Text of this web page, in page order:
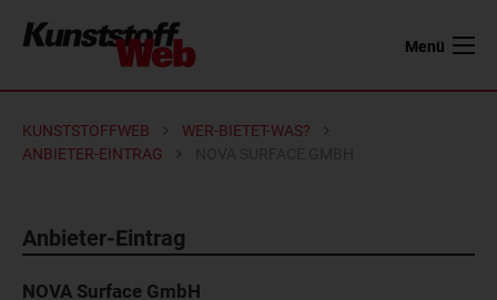
Menü
KUNSTSTOFFWEB
WER-BIETET-WAS?
ANBIETER-EINTRAG
Anbieter-Eintrag
NOVA Surface GmbH